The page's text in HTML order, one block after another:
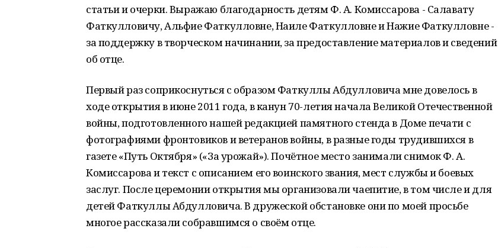
статьи и очерки. Выражаю благодарность детям Ф. А. Комиссарова - Салавату
Фаткулловичу, Альфие Фаткулловне, Наиле Фаткулловне и Нажие Фаткулловне -
за поддержку в творческом начинании, за предоставление материалов и сведений
об отце.
Первый раз соприкоснуться с образом Фаткуллы Абдулловича мне довелось в
ходе открытия в июне 2011 года, в канун 70-летия начала Великой Отечественной
войны, подготовленного нашей редакцией памятного стенда в Доме печати с
фотографиями фронтовиков и ветеранов войны, в разные годы трудившихся в
газете «Путь Октября» («За урожай»). Почётное место занимали снимок Ф. А.
Комиссарова и текст с описанием его воинского звания, мест службы и боевых
заслуг. После церемонии открытия мы организовали чаепитие, в том числе и для
детей Фаткуллы Абдулловича. В дружеской обстановке они по моей просьбе
многое рассказали собравшимся о своём отце.